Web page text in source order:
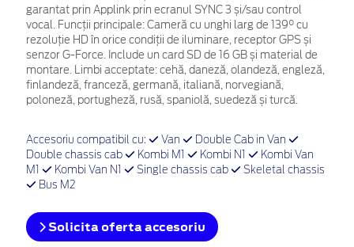
garantat prin Applink prin ecranul SYNC 3 și/sau control
vocal. Funcții principale: Cameră cu unghi larg de 139° cu
rezoluție HD în orice condiții de iluminare, receptor GPS și
senzor G-Force. Include un card SD de 16 GB și material de
montare. Limbi acceptate: cehă, daneză, olandeză, engleză,
finlandeză, franceză, germană, italiană, norvegiană,
poloneză, portugheză, rusă, spaniolă, suedeză și turcă.
Accesoriu compatibil cu: Van
Double Cab in Van
Double chassis cab
Kombi M1 Kombi N1
Kombi Van
M1
Kombi Van N1 Single chassis cab
Skeletal chassis
Bus M2
Solicita oferta accesoriu